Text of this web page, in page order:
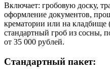
Включает: гробовую доску,
оформление документов,
крематории или на кладбище
стандартный гроб из сосны,
от 35 000 рублей.
Стандартный пакет: